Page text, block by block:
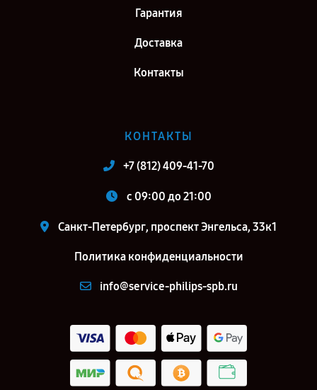
Гарантия
Доставка
Контакты
КОНТАКТЫ
+7 (812) 409-41-70
c 09:00 до 21:00
Санкт-Петербург, проспект Энгельса, 33к1
Политика конфиденциальности
info@service-philips-spb.ru